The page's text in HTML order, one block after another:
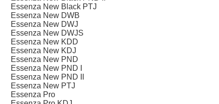
Essenza New Black PTJ
Essenza New DWB
Essenza New DWJ
Essenza New DWJS
Essenza New KDD
Essenza New KDJ
Essenza New PND
Essenza New PND I
Essenza New PND II
Essenza New PTJ
Essenza Pro